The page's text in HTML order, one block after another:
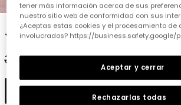
Jaqueta cotó nena rosa
32,95 € 15,95 € 13,15 €
Afegir
tener más información acerca de sus
nuestro sitio web de conformidad con sus
¿Aceptas estas cookies y el procesamiento de
involucrados? https://business.safety.google/
Rechazarlas todas
Aceptar y cerrar